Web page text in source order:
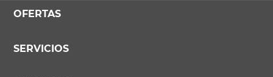
OFERTAS
SERVICIOS